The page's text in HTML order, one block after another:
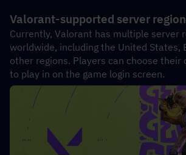
Valorant-supported server
Currently, Valorant has multiple server
worldwide, including the United States,
other regions. Players can choose their
to play in on the game login screen.